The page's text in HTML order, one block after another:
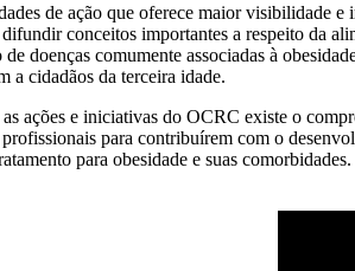
de ação que oferece maior visibilidade
conceitos importantes a respeito da
doenças comumente associadas à
a cidadãos da terceira idade.
as ações e iniciativas do OCRC existe o
para contribuírem com o
para obesidade e suas comorbidades.